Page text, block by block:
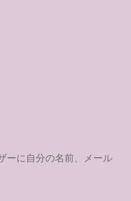
ーに自分の名前、メール